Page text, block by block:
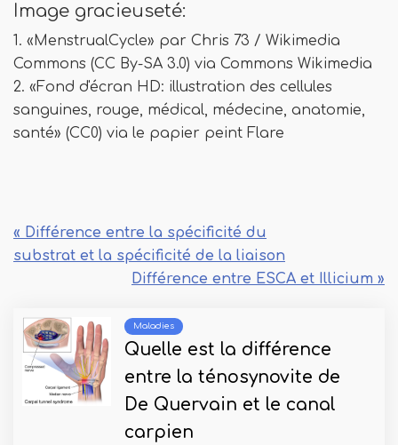
Image gracieuseté:
1. «MenstrualCycle» par Chris 73 / Wikimedia
Commons (CC By-SA 3.0) via Commons Wikimedia
2. «Fond d'écran HD: illustration des cellules
sanguines, rouge, médical, médecine, anatomie,
santé» (CC0) via le papier peint Flare
« Différence entre la spécificité du
substrat et la spécificité de la liaison
Différence entre ESCA et Illicium »
Maladies
Quelle est la différence
entre la ténosynovite de
De Quervain et le canal
carpien